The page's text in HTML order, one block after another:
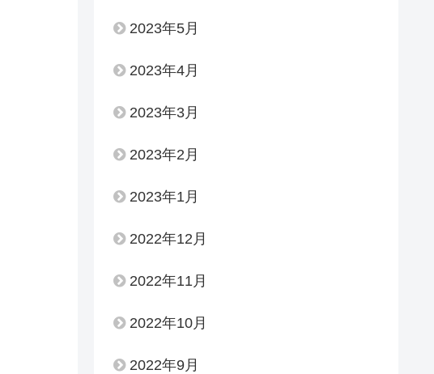
2023年5月
2023年4月
2023年3月
2023年2月
2023年1月
2022年12月
2022年11月
2022年10月
2022年9月